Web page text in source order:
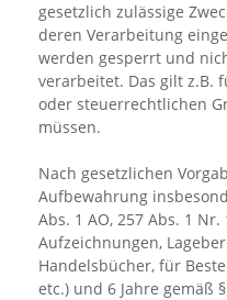
gesetzlich zulässige
deren Verarbeitung
werden gesperrt und
verarbeitet. Das gilt z.B.
oder steuerrechtlichen
müssen.
Nach gesetzlichen
Aufbewahrung
Abs. 1 AO, 257 Abs. 1
Aufzeichnungen,
Handelsbücher, für
etc.) und 6 Jahre gemäß